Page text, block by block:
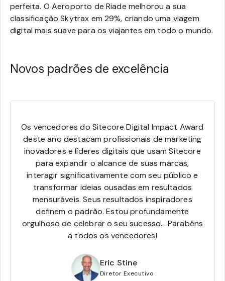
perfeita. O Aeroporto de Riade melhorou a sua
classificação Skytrax em 29%, criando uma viagem
digital mais suave para os viajantes em todo o mundo.
Novos padrões de excelência
Os vencedores do Sitecore Digital Impact Award
deste ano destacam profissionais de marketing
inovadores e líderes digitais que usam Sitecore
para expandir o alcance de suas marcas,
interagir significativamente com seu público e
transformar ideias ousadas em resultados
mensuráveis. Seus resultados inspiradores
definem o padrão. Estou profundamente
orgulhoso de celebrar o seu sucesso... Parabéns
a todos os vencedores!
Eric Stine
Diretor Executivo